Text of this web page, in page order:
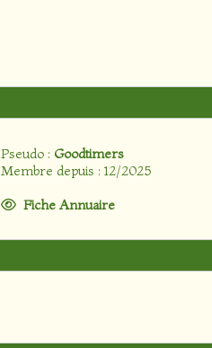
Pseudo : Goodtimers
Membre depuis : 12/2025
Fiche Annuaire